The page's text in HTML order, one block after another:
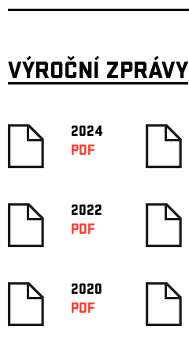
VÝROČNÍ ZPRÁVY
2024
PDF
2022
PDF
2020
PDF